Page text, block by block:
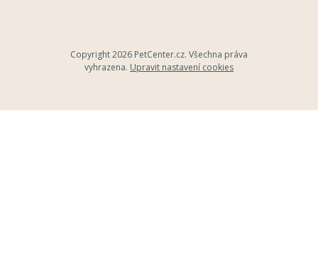
Copyright 2026 PetCenter.cz. Všechna práva
vyhrazena. Upravit nastavení cookies